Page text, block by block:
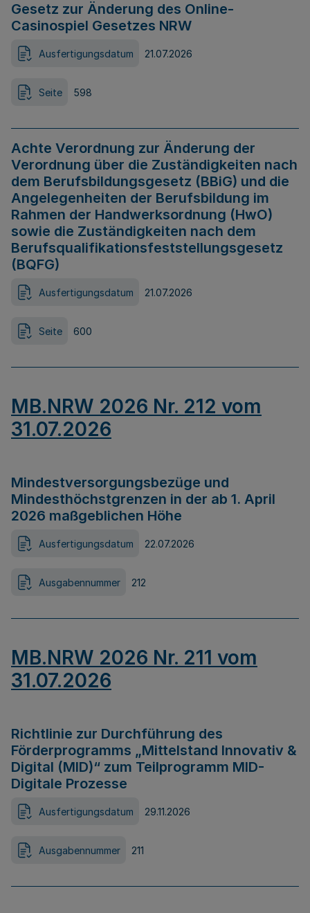
Gesetz zur Änderung des Online-
Casinospiel Gesetzes NRW
Ausfertigungsdatum 21.07.2026
Seite 598
Achte Verordnung zur Änderung der
Verordnung über die Zuständigkeiten nach
dem Berufsbildungsgesetz (BBiG) und die
Angelegenheiten der Berufsbildung im
Rahmen der Handwerksordnung (HwO)
sowie die Zuständigkeiten nach dem
Berufsqualifikationsfeststellungsgesetz
(BQFG)
Ausfertigungsdatum 21.07.2026
Seite 600
MB.NRW 2026 Nr. 212 vom
31.07.2026
Mindestversorgungsbezüge und
Mindesthöchstgrenzen in der ab 1. April
2026 maßgeblichen Höhe
Ausfertigungsdatum 22.07.2026
Ausgabennummer 212
MB.NRW 2026 Nr. 211 vom
31.07.2026
Richtlinie zur Durchführung des
Förderprogramms „Mittelstand Innovativ &
Digital (MID)“ zum Teilprogramm MID-
Digitale Prozesse
Ausfertigungsdatum 29.11.2026
Ausgabennummer 211